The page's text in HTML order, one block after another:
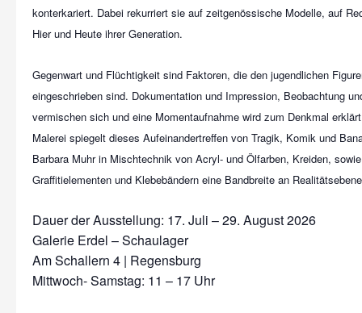
konterkariert. Dabei rekurriert sie auf zeitgenössische Modelle, auf
Hier und Heute ihrer Generation.
Gegenwart und Flüchtigkeit sind Faktoren, die den jugendlichen
eingeschrieben sind. Dokumentation und Impression, Beobachtung
vermischen sich und eine Momentaufnahme wird zum Denkmal
Malerei spiegelt dieses Aufeinandertreffen von Tragik, Komik und
Barbara Muhr in Mischtechnik von Acryl- und Ölfarben, Kreiden,
Graffitielementen und Klebebändern eine Bandbreite an
Dauer der Ausstellung: 17. Juli – 29. August 2026
Galerie Erdel – Schaulager
Am Schallern 4 | Regensburg
Mittwoch- Samstag: 11 – 17 Uhr